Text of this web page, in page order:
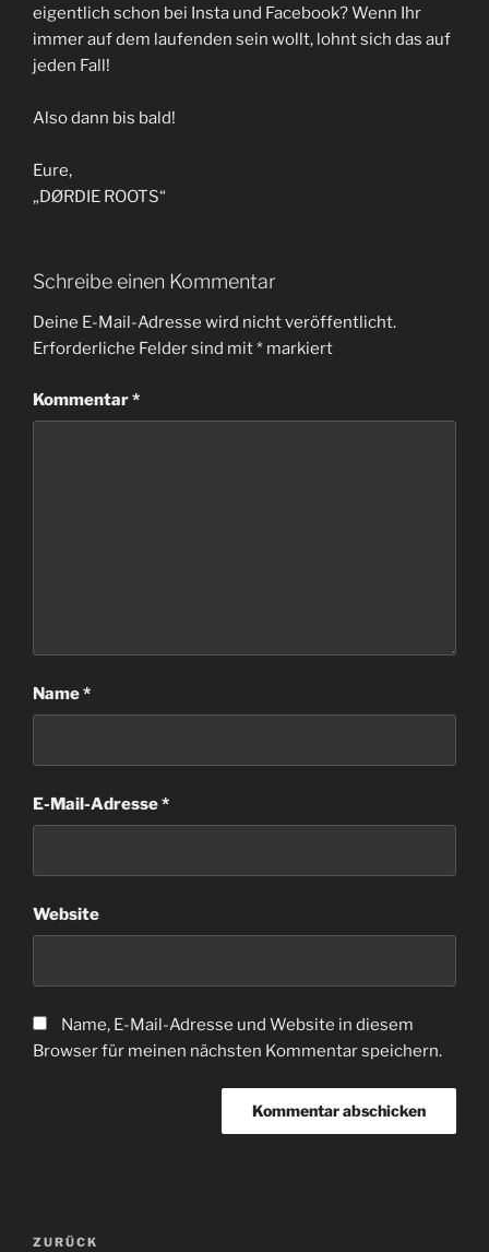
eigentlich schon bei Insta und Facebook? Wenn Ihr
immer auf dem laufenden sein wollt, lohnt sich das auf
jeden Fall!
Also dann bis bald!
Eure,
„DØRDIE ROOTS“
Schreibe einen Kommentar
Deine E-Mail-Adresse wird nicht veröffentlicht.
Erforderliche Felder sind mit* markiert
Kommentar*
Name*
E-Mail-Adresse*
Website
Name, E-Mail-Adresse und Website in diesem
Browser für meinen nächsten Kommentar speichern.
Beitragsnavigation
Vorheriger
ZURÜCK